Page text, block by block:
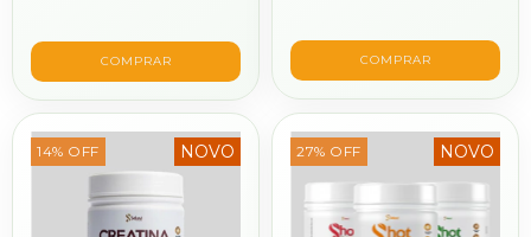
COMPRAR
14% OFF NOVO 27% OFF NOVO